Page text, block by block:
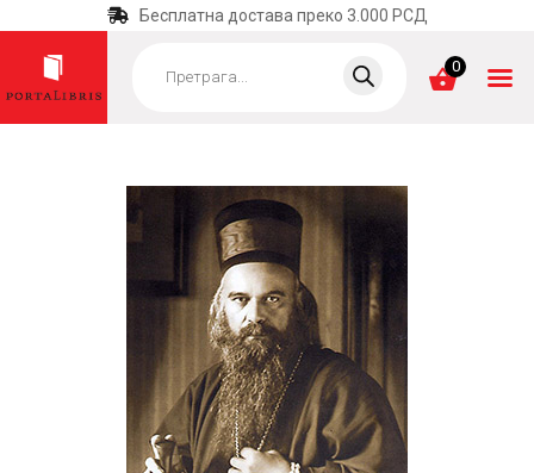
Бесплатна достава преко 3.000 РСД
search 0
ПОЧЕТНА
КАТЕГОРИЈЕ
НАЈПРОДАВАНИЈЕ
НОВЕ КЊИГЕ
ОТРГНУТО ОД
ЗАБОРАВА
АУТОРИ